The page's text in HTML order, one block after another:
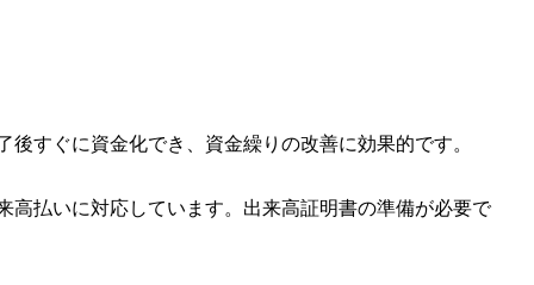
すぐに資金化でき、資金繰りの改善に効果的です。
払いに対応しています。出来高証明書の準備が必要で